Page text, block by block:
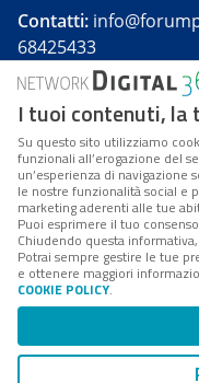
Contatti:
68425433
Forumpa.itè una
presso Registro
Reg. n. 182 del 2
FPA s.r.l. è
Coordinamento da
è un'azienda
Codice Fiscale/
n.
I tuoi contenuti, la
Su questo sito utilizziamo
funzionali all’erogazione del
un’esperienza di
le nostre funzionalità social e
marketing aderenti alle tue
Puoi esprimere il tuo consenso
Chiudendo questa
Potrai sempre gestire le tue
e ottenere maggiori
COOKIE POLICY.